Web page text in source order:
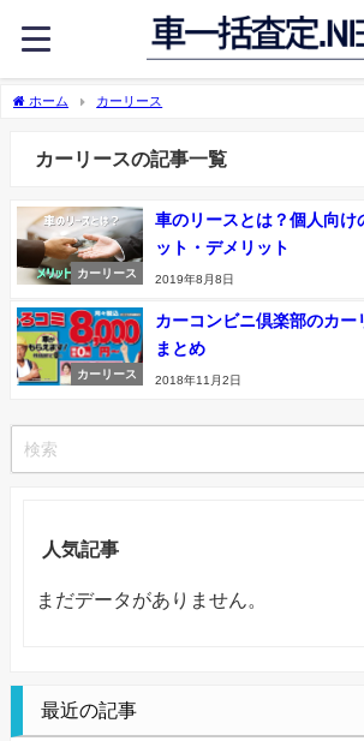
ホーム カーリース
カーリースの記事一覧
カーリース
車のリースとは？個人向け
ット・デメリット
2019年8月8日
カーリース
カーコンビニ倶楽部のカー
まとめ
2018年11月2日
人気記事
まだデータがありません。
最近の記事